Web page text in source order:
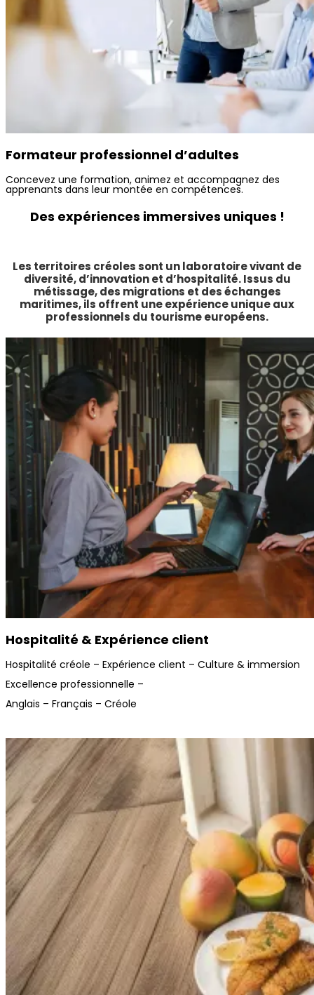
Formateur professionnel d’adultes
Concevez une formation, animez et accompagnez des
apprenants dans leur montée en compétences.
Des expériences immersives uniques !
Les territoires créoles sont un laboratoire vivant de
diversité, d’innovation et d’hospitalité. Issus du
métissage, des migrations et des échanges
maritimes, ils offrent une expérience unique aux
professionnels du tourisme européens.
Hospitalité & Expérience client
Hospitalité créole – Expérience client – Culture & immersion
Excellence professionnelle –
Anglais – Français – Créole